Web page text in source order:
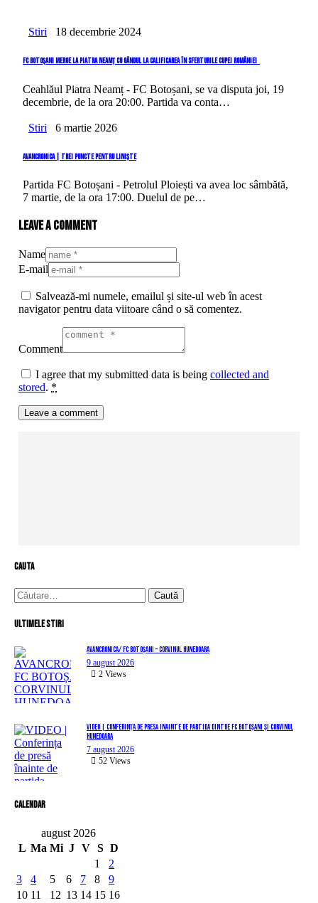
Stiri 18 decembrie 2024
FC Botoșani merge la Piatra Neamț cu gândul la calificarea în sferturile Cupei României
Ceahlăul Piatra Neamț - FC Botoșani, se va disputa joi, 19
decembrie, de la ora 20:00. Partida va conta…
Stiri 6 martie 2026
AVANCRONICA | Trei puncte pentru liniște
Partida FC Botoșani - Petrolul Ploiești va avea loc sâmbătă,
7 martie, de la ora 17:00. Duelul de pe…
Leave a comment
Name
E-mail
Salvează-mi numele, emailul și site-ul web în acest
navigator pentru data viitoare când o să comentez.
Comment
I agree that my submitted data is being collected and
stored. *
cauta
Caută
după:
Ultimele stiri
AVANCRONICA/ FC BOTOȘANI – CORVINUL HUNEDOARA
9 august 2026
2 Views
VIDEO | Conferința de presă înainte de partida dintre FC Botoșani și Corvinul
Hunedoara
7 august 2026
52 Views
Calendar
august 2026
L Ma Mi J V S D
1
2
3
4 5 6 7 8
9
10 11 12 13 14 15 16